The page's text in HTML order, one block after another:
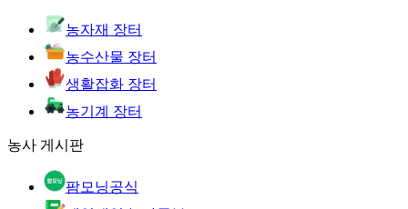
농자재 장터
농수산물 장터
생활잡화 장터
농기계 장터
농사 게시판
팜모닝공식